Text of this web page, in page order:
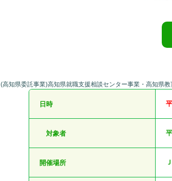
(高知県委託事業)高知県就職支援相談センター事業・高知県
日時
対象者
開催場所